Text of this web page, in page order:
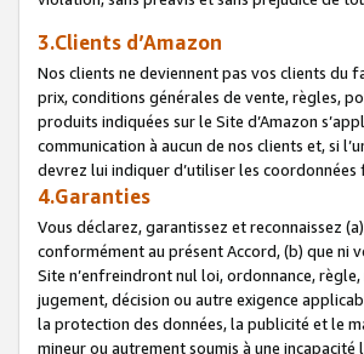
3.Clients d’Amazon
Nos clients ne deviennent pas vos clients du
prix, conditions générales de vente, règles,
produits indiquées sur le Site d’Amazon
communication à aucun de nos clients et, si
devrez lui indiquer d’utiliser les coordonnées
4.Garanties
Vous déclarez, garantissez et reconnaissez
conformément au présent Accord, (b) que
Site n’enfreindront nul loi, ordonnance,
jugement, décision ou autre exigence
la protection des données, la publicité et le
mineur ou autrement soumis à une